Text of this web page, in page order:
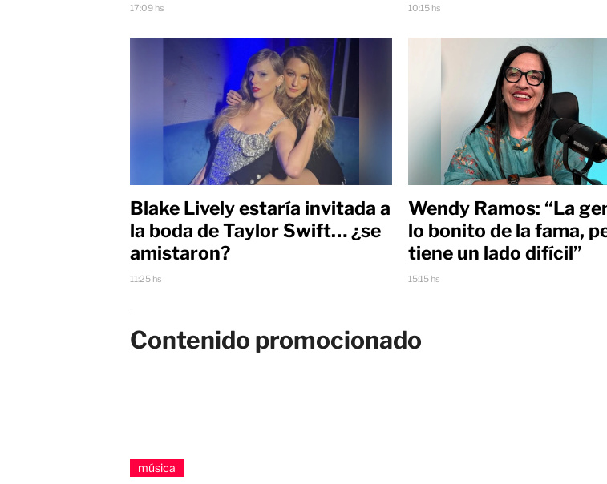
17:09 hs 10:15 hs
Blake Lively estaría invitada a
la boda de Taylor Swift… ¿se
amistaron?
11:25 hs
Wendy Ramos: “La
lo bonito de la fama,
tiene un lado difícil”
15:15 hs
Contenido promocionado
música